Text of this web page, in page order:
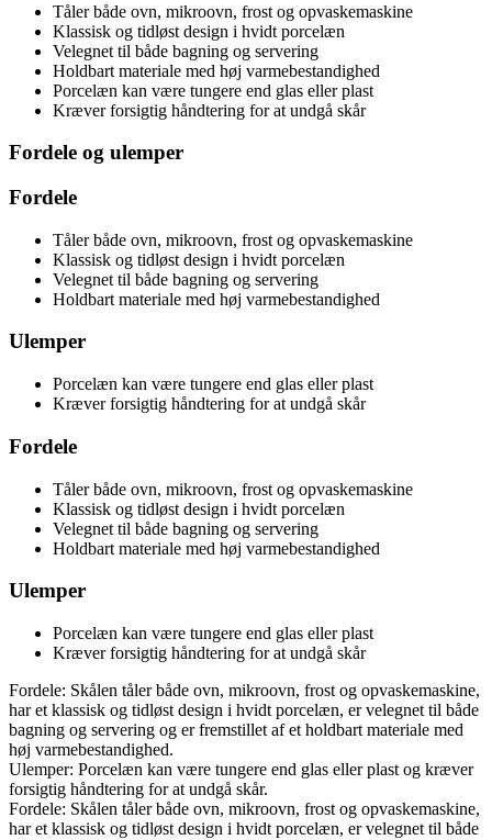
Tåler både ovn, mikroovn, frost og opvaskemaskine
Klassisk og tidløst design i hvidt porcelæn
Velegnet til både bagning og servering
Holdbart materiale med høj varmebestandighed
Porcelæn kan være tungere end glas eller plast
Kræver forsigtig håndtering for at undgå skår
Fordele og ulemper
Fordele
Tåler både ovn, mikroovn, frost og opvaskemaskine
Klassisk og tidløst design i hvidt porcelæn
Velegnet til både bagning og servering
Holdbart materiale med høj varmebestandighed
Ulemper
Porcelæn kan være tungere end glas eller plast
Kræver forsigtig håndtering for at undgå skår
Fordele
Tåler både ovn, mikroovn, frost og opvaskemaskine
Klassisk og tidløst design i hvidt porcelæn
Velegnet til både bagning og servering
Holdbart materiale med høj varmebestandighed
Ulemper
Porcelæn kan være tungere end glas eller plast
Kræver forsigtig håndtering for at undgå skår
Fordele: Skålen tåler både ovn, mikroovn, frost og opvaskemaskine,
har et klassisk og tidløst design i hvidt porcelæn, er velegnet til både
bagning og servering og er fremstillet af et holdbart materiale med
høj varmebestandighed.
Ulemper: Porcelæn kan være tungere end glas eller plast og kræver
forsigtig håndtering for at undgå skår.
Fordele: Skålen tåler både ovn, mikroovn, frost og opvaskemaskine,
har et klassisk og tidløst design i hvidt porcelæn, er velegnet til både